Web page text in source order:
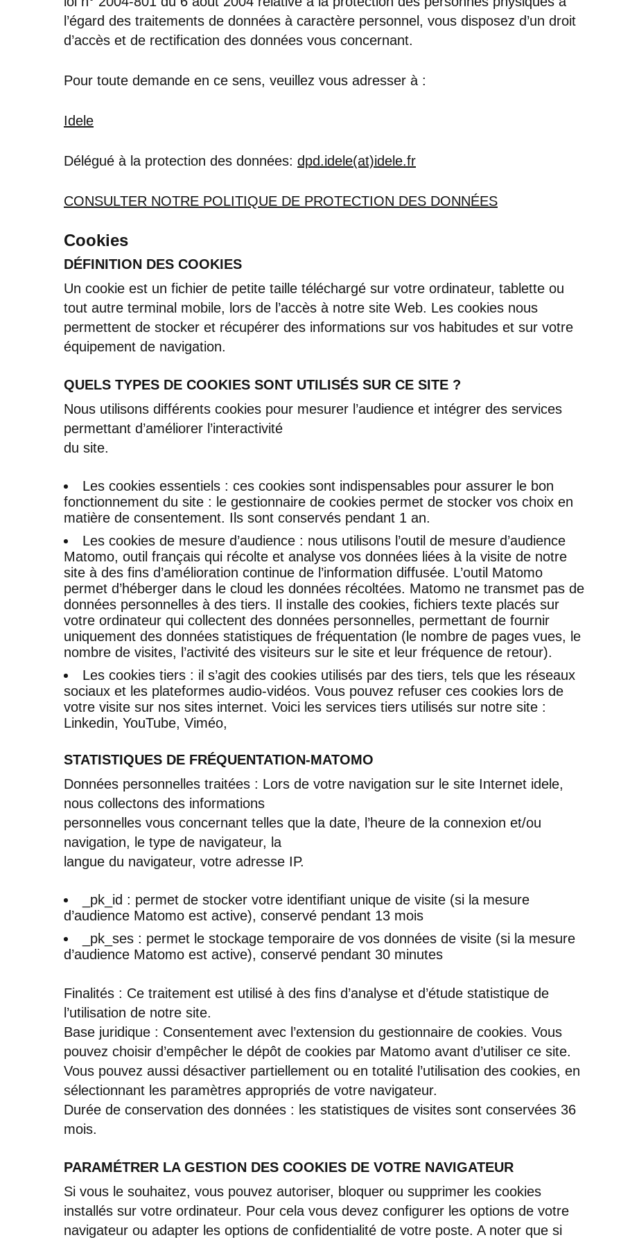
l’égard des traitements de données à caractère personnel, vous disposez d’un droit
d’accès et de rectification des données vous concernant.
Pour toute demande en ce sens, veuillez vous adresser à :
Idele
Délégué à la protection des données: dpd.idele(at)idele.fr
CONSULTER NOTRE POLITIQUE DE PROTECTION DES DONNÉES
Cookies
DÉFINITION DES COOKIES
Un cookie est un fichier de petite taille téléchargé sur votre ordinateur, tablette ou
tout autre terminal mobile, lors de l’accès à notre site Web. Les cookies nous
permettent de stocker et récupérer des informations sur vos habitudes et sur votre
équipement de navigation.
QUELS TYPES DE COOKIES SONT UTILISÉS SUR CE SITE ?
Nous utilisons différents cookies pour mesurer l’audience et intégrer des services
permettant d’améliorer l’interactivité
du site.
Les cookies essentiels : ces cookies sont indispensables pour assurer le bon
fonctionnement du site : le gestionnaire de cookies permet de stocker vos choix en
matière de consentement. Ils sont conservés pendant 1 an.
Les cookies de mesure d’audience : nous utilisons l’outil de mesure d’audience
Matomo, outil français qui récolte et analyse vos données liées à la visite de notre
site à des fins d’amélioration continue de l’information diffusée. L’outil Matomo
permet d’héberger dans le cloud les données récoltées. Matomo ne transmet pas de
données personnelles à des tiers. Il installe des cookies, fichiers texte placés sur
votre ordinateur qui collectent des données personnelles, permettant de fournir
uniquement des données statistiques de fréquentation (le nombre de pages vues, le
nombre de visites, l’activité des visiteurs sur le site et leur fréquence de retour).
Les cookies tiers : il s’agit des cookies utilisés par des tiers, tels que les réseaux
sociaux et les plateformes audio-vidéos. Vous pouvez refuser ces cookies lors de
votre visite sur nos sites internet. Voici les services tiers utilisés sur notre site :
Linkedin, YouTube, Viméo,
STATISTIQUES DE FRÉQUENTATION-MATOMO
Données personnelles traitées : Lors de votre navigation sur le site Internet idele,
nous collectons des informations
personnelles vous concernant telles que la date, l’heure de la connexion et/ou
navigation, le type de navigateur, la
langue du navigateur, votre adresse IP.
_pk_id : permet de stocker votre identifiant unique de visite (si la mesure
d’audience Matomo est active), conservé pendant 13 mois
_pk_ses : permet le stockage temporaire de vos données de visite (si la mesure
d’audience Matomo est active), conservé pendant 30 minutes
Finalités : Ce traitement est utilisé à des fins d’analyse et d’étude statistique de
l’utilisation de notre site.
Base juridique : Consentement avec l’extension du gestionnaire de cookies. Vous
pouvez choisir d’empêcher le dépôt de cookies par Matomo avant d’utiliser ce site.
Vous pouvez aussi désactiver partiellement ou en totalité l’utilisation des cookies, en
sélectionnant les paramètres appropriés de votre navigateur.
Durée de conservation des données : les statistiques de visites sont conservées 36
mois.
PARAMÉTRER LA GESTION DES COOKIES DE VOTRE NAVIGATEUR
Si vous le souhaitez, vous pouvez autoriser, bloquer ou supprimer les cookies
installés sur votre ordinateur. Pour cela vous devez configurer les options de votre
navigateur ou adapter les options de confidentialité de votre poste. A noter que si